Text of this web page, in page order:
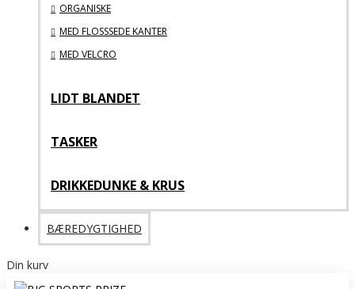
ORGANISKE
MED FLOSSSEDE KANTER
MED VELCRO
LIDT BLANDET
TASKER
DRIKKEDUNKE & KRUS
BÆREDYGTIGHED
Din kurv